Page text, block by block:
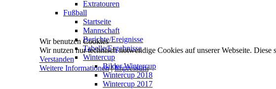
Extratouren
Fußball
Startseite
Mannschaft
Berichte/Ereignisse
Tabelle/Ergebnisse
Wintercup
Bilder Wintercup
Wintercup 2018
Wintercup 2017
Wir benutzen Cookies
Wir nutzen nur technisch notwendige Cookies auf unserer Webseite.
Verstanden
Weitere Informationen|Impressum